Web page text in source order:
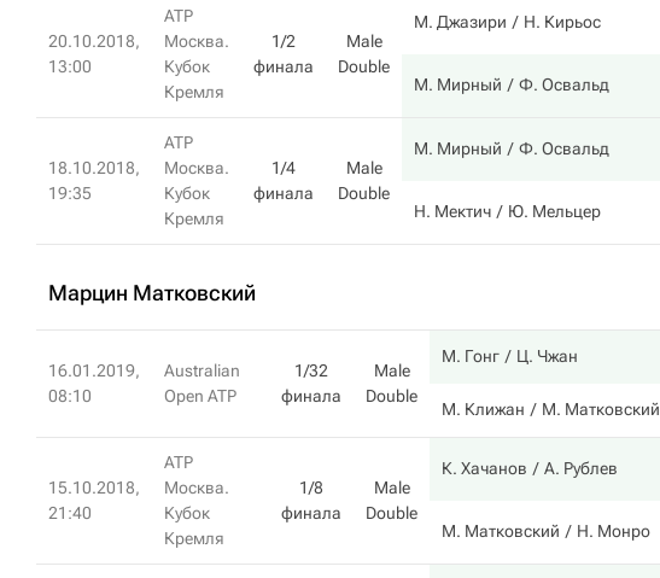
20.10.2018,
13:00
ATP
Москва.
Кубок
Кремля
1/2
финала
Male
Double
М. Джазири Н. Кирьос
М. Мирный Ф. Освальд
18.10.2018,
19:35
ATP
Москва.
Кубок
Кремля
1/4
финала
Male
Double
М. Мирный Ф. Освальд
Н. Мектич Ю. Мельцер
Марцин Матковский
16.01.2019,
08:10
Australian
Open ATP
1/32
финала
Male
Double
М. Гонг Ц. Чжан
М. Клижан М. Матковский
15.10.2018,
21:40
ATP
Москва.
Кубок
Кремля
1/8
финала
Male
Double
К. Хачанов А. Рублев
М. Матковский Н. Монро